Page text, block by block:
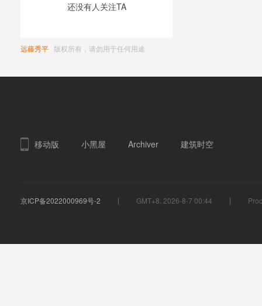
还没有人关注TA
远藤秀平 版权所有，请勿用于任何用途
移动版 小黑屋 Archiver 建筑时空
京ICP备2022000969号-2 GMT+8, 2026-8-7 00:44